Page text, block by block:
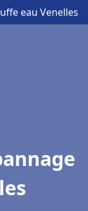
eau Venelles